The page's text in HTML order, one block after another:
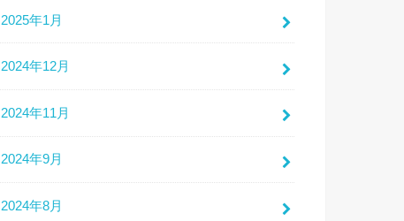
2025年1月
2024年12月
2024年11月
2024年9月
2024年8月